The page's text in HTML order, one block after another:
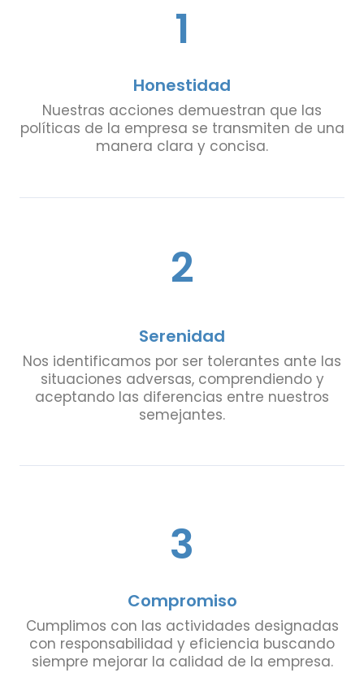
1
Honestidad
Nuestras acciones demuestran que las
políticas de la empresa se transmiten de una
manera clara y concisa.
2
Serenidad
Nos identificamos por ser tolerantes ante las
situaciones adversas, comprendiendo y
aceptando las diferencias entre nuestros
semejantes.
3
Compromiso
Cumplimos con las actividades designadas
con responsabilidad y eficiencia buscando
siempre mejorar la calidad de la empresa.